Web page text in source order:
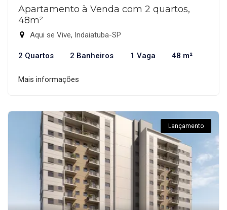
Apartamento à Venda com 2 quartos,
48m²
Aqui se Vive, Indaiatuba-SP
2 Quartos 2 Banheiros 1 Vaga 48 m²
Mais informações
Lançamento